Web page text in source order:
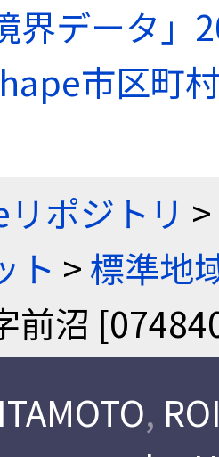
界データ」
市区町
ポジトリ >
ト >標準地
前沼
,